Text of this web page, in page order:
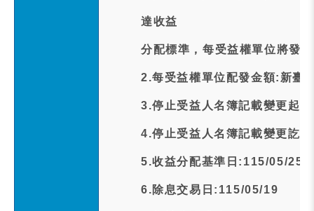
達收益
分配標準，每受益權單位將發
2.每受益權單位配發金額:新臺
3.停止受益人名簿記載變更起
4.停止受益人名簿記載變更訖
5.收益分配基準日:115/05/25
6.除息交易日:115/05/19